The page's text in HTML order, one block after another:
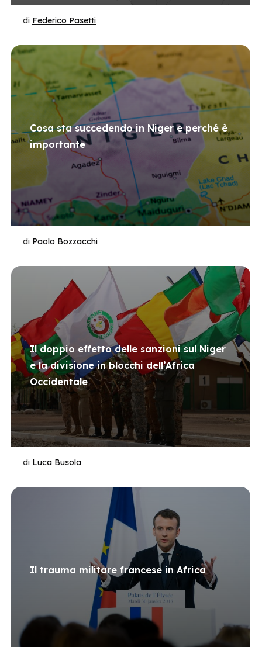
di Federico Pasetti
Cosa sta succedendo in Niger e perché è
importante
di Paolo Bozzacchi
Il doppio effetto delle sanzioni sul Niger
e la divisione in blocchi dell’Africa
Occidentale
di Luca Busola
Il trauma militare francese in Africa